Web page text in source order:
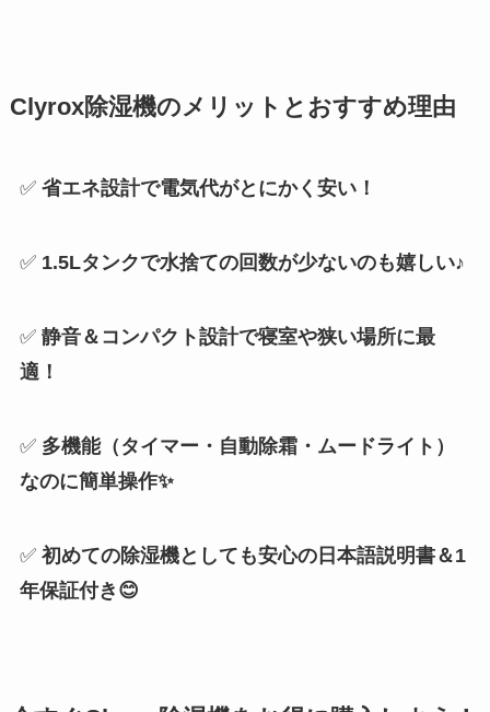
Clyrox除湿機のメリットとおすすめ理由
✅ 省エネ設計で電気代がとにかく安い！
✅ 1.5Lタンクで水捨ての回数が少ないのも嬉しい♪
✅ 静音＆コンパクト設計で寝室や狭い場所に最
適！
✅ 多機能（タイマー・自動除霜・ムードライト）
なのに簡単操作✨
✅ 初めての除湿機としても安心の日本語説明書＆1
年保証付き😊